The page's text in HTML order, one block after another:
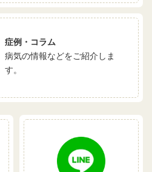
症例・コラム
病気の情報などをご紹介しま
す。